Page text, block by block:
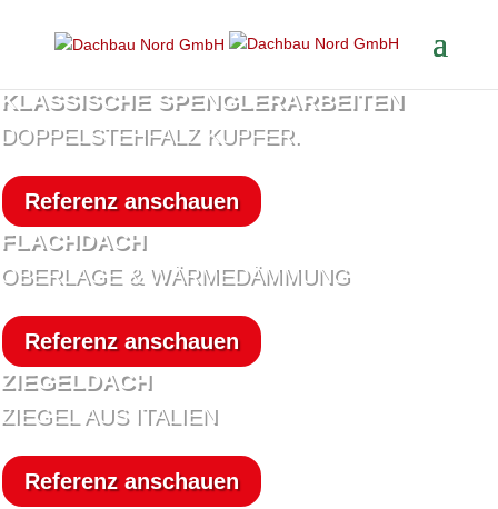
KLASSISCHE SPENGLERARBEITEN
DOPPELSTEHFALZ KUPFER.
Referenz anschauen
FLACHDACH
OBERLAGE & WÄRMEDÄMMUNG
Referenz anschauen
ZIEGELDACH
ZIEGEL AUS ITALIEN
Referenz anschauen